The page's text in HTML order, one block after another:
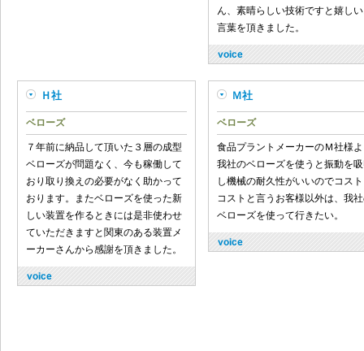
ん、素晴らしい技術ですと嬉し
言葉を頂きました。
Ｈ社
ベローズ
７年前に納品して頂いた３層の成型
ベローズが問題なく、今も稼働して
おり取り換えの必要がなく助かって
おります。またベローズを使った新
しい装置を作るときには是非使わせ
ていただきますと関東のある装置メ
ーカーさんから感謝を頂きました。
Ｍ社
ベローズ
食品プラントメーカーのＭ社様
我社のベローズを使うと振動を
し機械の耐久性がいいのでコス
コストと言うお客様以外は、我
ベローズを使って行きたい。